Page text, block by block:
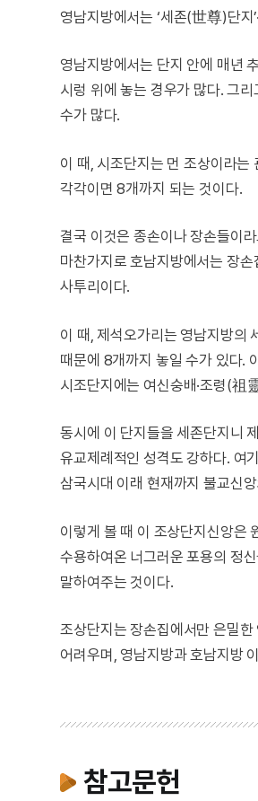
영남지방에서는 ‘세존(世尊)단지
영남지방에서는 단지 안에 매년
시렁 위에 놓는 경우가 많다. 그
수가 많다.
이 때, 시조단지는 먼 조상이라
각각이면 8개까지 되는 것이다.
결국 이것은 종손이나 장손들이
마찬가지로 호남지방에서는 장
사투리이다.
이 때, 제석오가리는 영남지방의
때문에 8개까지 놓일 수가 있다.
시조단지에는 여신숭배·조령(祖
동시에 이 단지들을 세존단지니
유교제례적인 성격도 강하다. 여
삼국시대 이래 현재까지 불교신
이렇게 볼 때 이 조상단지신앙은
수용하여온 너그러운 포용의 정
말하여주는 것이다.
조상단지는 장손집에서만 은밀
어려우며, 영남지방과 호남지방
참고문헌